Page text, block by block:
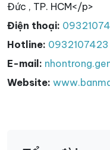
Đức , TP. HCM</p>
Điện thoại:
Hotline: 0932107423
E-mail:
Website: